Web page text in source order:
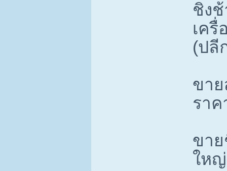
ชิง
เครื่
(ปลี
ขาย
รา
ขา
ให